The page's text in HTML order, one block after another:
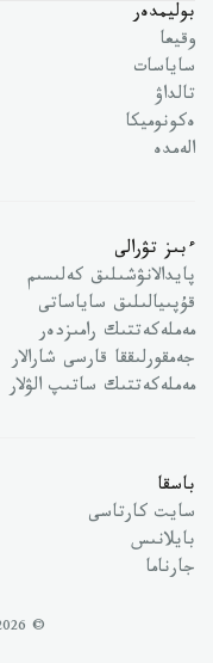
بوليمدەر
وقيعا
ساياسات
تالداۋ
ەكونوميكا
الەمدە
ءبىز تۋرالى
پايدالانۋشىلىق كەلىسىم
قۇپىيالىلىق ساياساتى
مەملەكەتتىك رامىزدەر
جەمقورلىققا قارسى شارالار
مەملەكەتتىك ساتىپ الۋلار
باسقا
سايت كارتاسى
بايلانىس
جارناما
© 2026 «KAZINFORM» حاق